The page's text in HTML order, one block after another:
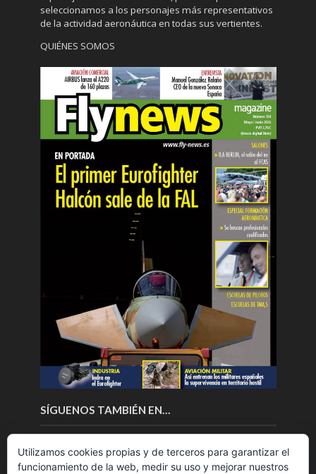
seleccionamos a los personajes más representativos
de la actividad aeronáutica en todas sus vertientes.
QUIÉNES SOMOS
SÍGUENOS TAMBIÉN EN…
Utilizamos cookies propias y de terceros para garantizar el
funcionamiento de la web, medir su uso y mejorar nuestros